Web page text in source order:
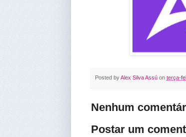
Posted byAlex Silva Assú on terça-
Nenhum
Postar um